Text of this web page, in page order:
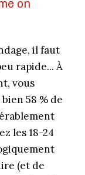
on
il faut
rapide... À
vous
58 % de
les 18-24
(et de